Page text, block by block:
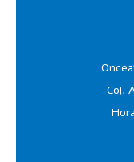
Col.